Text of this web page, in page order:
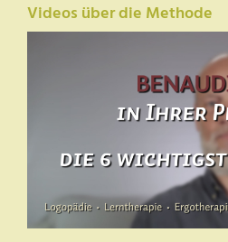
Videos über die Methode